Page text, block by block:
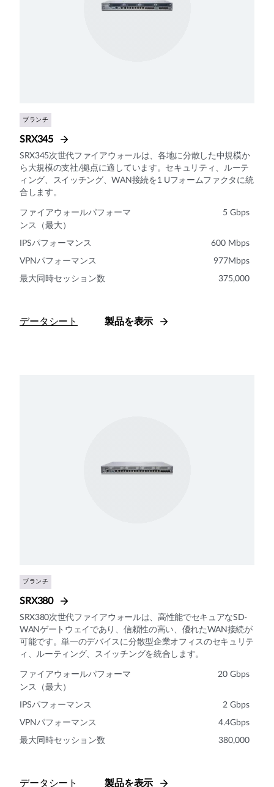
ブランチ
SRX345
SRX345次世代ファイアウォールは、各地に分散した中規模か
ら大規模の支社/拠点に適しています。セキュリティ、ルーテ
ィング、スイッチング、WAN接続を1 Uフォームファクタに統
合します。
ファイアウォールパフォーマ
ンス（最大）
5 Gbps
IPSパフォーマンス 600 Mbps
VPNパフォーマンス 977Mbps
最大同時セッション数 375,000
データシート 製品を表示
ブランチ
SRX380
SRX380次世代ファイアウォールは、高性能でセキュアなSD-
WANゲートウェイであり、信頼性の高い、優れたWAN接続が
可能です。単一のデバイスに分散型企業オフィスのセキュリテ
ィ、ルーティング、スイッチングを統合します。
ファイアウォールパフォーマ
ンス（最大）
20 Gbps
IPSパフォーマンス 2 Gbps
VPNパフォーマンス 4.4Gbps
最大同時セッション数 380,000
データシート 製品を表示